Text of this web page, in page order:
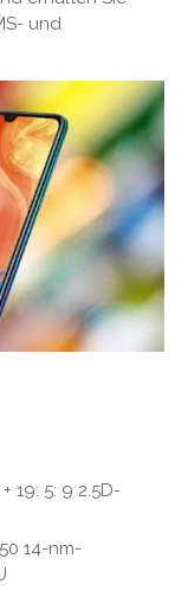
und
19: 5: 9 2.5D-
14-nm-